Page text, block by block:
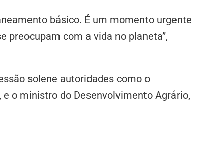
básico. É um momento urgente
preocupam com a vida no planeta”,
solene autoridades como o
o ministro do Desenvolvimento Agrário,